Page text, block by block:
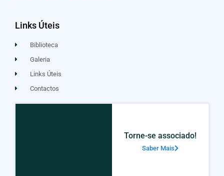
Links Úteis
Biblioteca
Galeria
Links Úteis
Contactos
Torne-se associado!
Saber Mais